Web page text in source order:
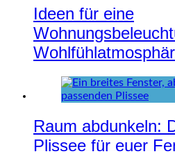
Ideen für eine
Raum abdunkeln:
Plissee für euer